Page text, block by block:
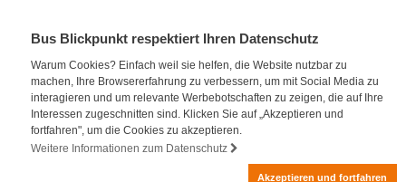
Bus Blickpunkt respektiert Ihren Datenschutz
Warum Cookies? Einfach weil sie helfen, die Website nutzbar zu
machen, Ihre Browsererfahrung zu verbessern, um mit Social Media zu
interagieren und um relevante Werbebotschaften zu zeigen, die auf Ihre
Interessen zugeschnitten sind. Klicken Sie auf „Akzeptieren und
fortfahren", um die Cookies zu akzeptieren.
Weitere Informationen zum Datenschutz
Akzeptieren und fortfahren